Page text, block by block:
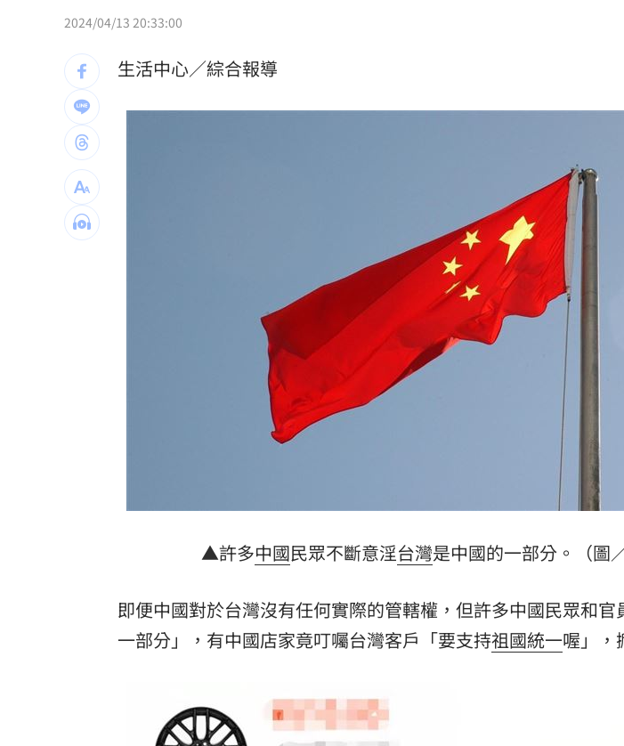
美法院裁定白宮宴會廳停工 川普誓言上訴
NCC空窗 政院擬授權單位決行藍牙等業務
NBA灰熊前鋒克拉克死因出爐：毒品意外 17:36
健保砸68.8億元！「這福利」最快9月上路 17:36
四國賽看見各路好手 張趙紘把握一軍機會 17:35
繼《角頭》新作 49歲黃騰浩搭魏蔓演夫妻
20:31
三立iNEWS新聞台線上直播
台彩父親節推新刮刮樂千萬頭獎超「爸」氣 12:00
「拍片人的多重宇宙」職涯論壇9/12登場！ 10:30
理想混蛋號召粉絲跨海追星吃美食！ 18:15
2024/04/13 20:33:00
生活中心／綜合報導
▲許多中國民眾不斷意淫台灣是中國的一部分。（圖
即便中國對於台灣沒有任何實際的管轄權，但許多中國民眾和
一部分」，有中國店家竟叮囑台灣客戶「要支持祖國統一喔」，